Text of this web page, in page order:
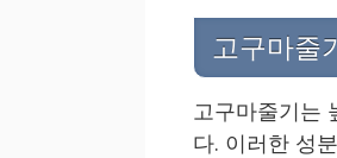
고구마줄
고구마줄기는
다. 이러한 성